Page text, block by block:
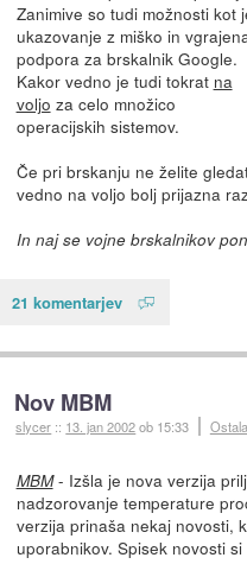
Zanimive so tudi možnosti kot
ukazovanje z miško in
podpora za brskalnik Google.
Kakor vedno je tudi tokrat na
voljo za celo množico
operacijskih sistemov.
Če pri brskanju ne želite
vedno na voljo bolj prijazna
In naj se vojne brskalnikov
21 komentarjev
Nov MBM
slycer :: 13. jan 2002ob 15:33
MBM- Izšla je nova verzija
nadzorovanje temperature
verzija prinaša nekaj novosti,
uporabnikov. Spisek novosti